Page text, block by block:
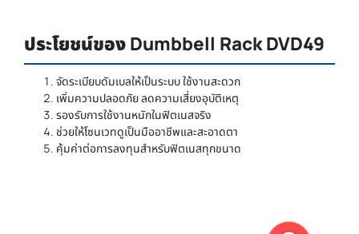
ประโยชน์ของ Dumbbell Rack DVD49
จัดระเบียบดัมเบลให้เป็นระบบ ใช้งานสะดวก
เพิ่มความปลอดภัย ลดความเสี่ยงอุบัติเหตุ
รองรับการใช้งานหนักในฟิตเนสจริง
ช่วยให้โซนเวทดูเป็นมืออาชีพและสะอาดตา
คุ้มค่าต่อการลงทุนสำหรับฟิตเนสทุกขนาด